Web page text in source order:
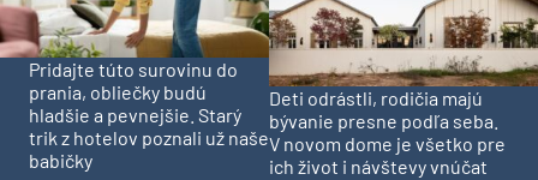
Pridajte túto surovinu do
prania, obliečky budú
hladšie a pevnejšie. Starý
trik z hotelov poznali už naše
babičky
Deti odrástli, rodičia majú
bývanie presne podľa seba.
V novom dome je všetko pre
ich život i návštevy vnúčat